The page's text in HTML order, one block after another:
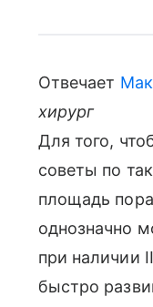
Отвечает
хирург
Для того,
советы по
площадь
однозначно
при наличии
быстро